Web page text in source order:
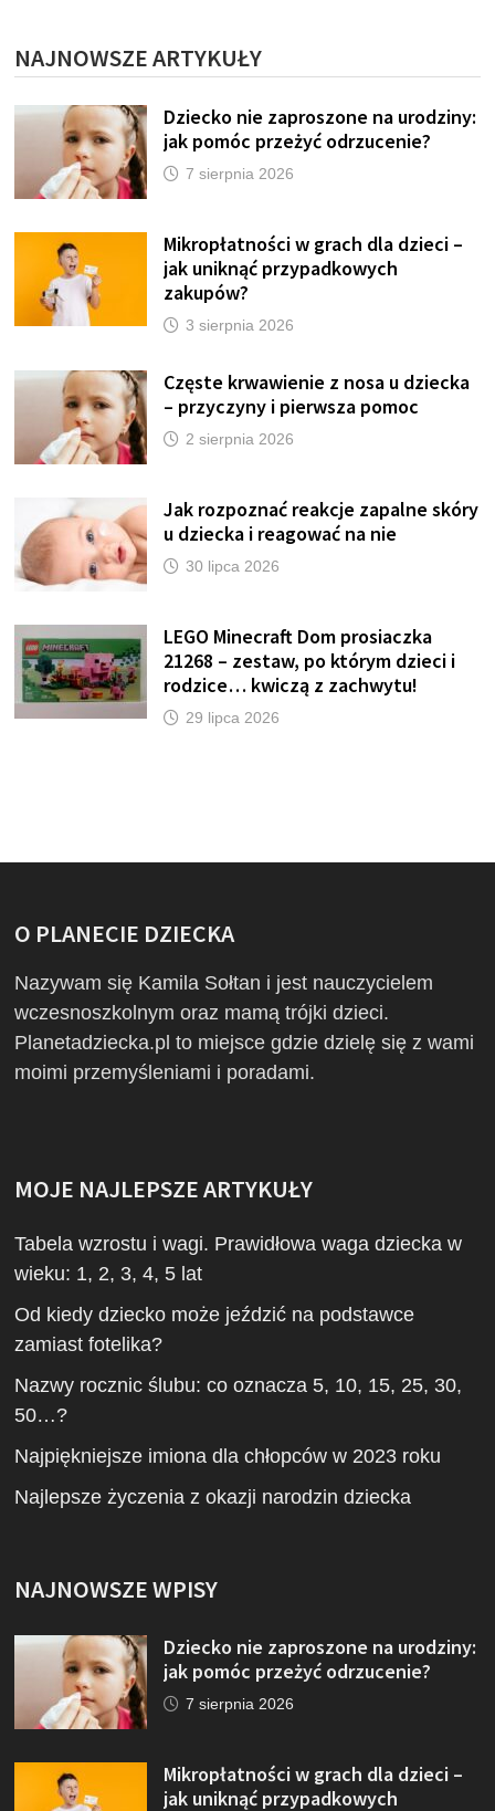
NAJNOWSZE ARTYKUŁY
Dziecko nie zaproszone na urodziny:
jak pomóc przeżyć odrzucenie?
7 sierpnia 2026
Mikropłatności w grach dla dzieci –
jak uniknąć przypadkowych
zakupów?
3 sierpnia 2026
Częste krwawienie z nosa u dziecka
– przyczyny i pierwsza pomoc
2 sierpnia 2026
Jak rozpoznać reakcje zapalne skóry
u dziecka i reagować na nie
30 lipca 2026
LEGO Minecraft Dom prosiaczka
21268 – zestaw, po którym dzieci i
rodzice… kwiczą z zachwytu!
29 lipca 2026
O PLANECIE DZIECKA
Nazywam się Kamila Sołtan i jest nauczycielem
wczesnoszkolnym oraz mamą trójki dzieci.
Planetadziecka.pl to miejsce gdzie dzielę się z wami
moimi przemyśleniami i poradami.
MOJE NAJLEPSZE ARTYKUŁY
Tabela wzrostu i wagi. Prawidłowa waga dziecka w
wieku: 1, 2, 3, 4, 5 lat
Od kiedy dziecko może jeździć na podstawce
zamiast fotelika?
Nazwy rocznic ślubu: co oznacza 5, 10, 15, 25, 30,
50…?
Najpiękniejsze imiona dla chłopców w 2023 roku
Najlepsze życzenia z okazji narodzin dziecka
NAJNOWSZE WPISY
Dziecko nie zaproszone na urodziny:
jak pomóc przeżyć odrzucenie?
7 sierpnia 2026
Mikropłatności w grach dla dzieci –
jak uniknąć przypadkowych